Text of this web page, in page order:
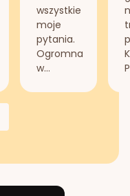
wszystkie
moje
pytania.
Ogromna
w...